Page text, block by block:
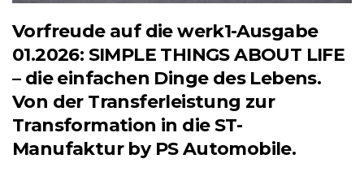
Vorfreude auf die werk1-Ausgabe
01.2026: SIMPLE THINGS ABOUT LIFE
– die einfachen Dinge des Lebens.
Von der Transferleistung zur
Transformation in die ST-
Manufaktur by PS Automobile.